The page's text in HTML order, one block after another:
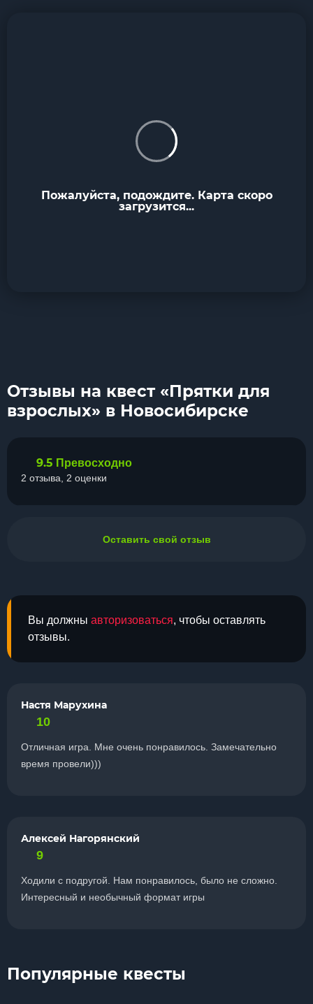
Пожалуйста, подождите. Карта скоро
загрузится...
Отзывы на квест «Прятки для
взрослых» в Новосибирске
Вы должны авторизоваться, чтобы оставлять
отзывы.
Настя Марухина
10
Отличная игра. Мне очень понравилось. Замечательно
время провели)))
Алексей Нагорянский
9
Ходили с подругой. Нам понравилось, было не сложно.
Интересный и необычный формат игры
9.5 Превосходно
2 отзыва, 2 оценки
Оставить свой отзыв
Популярные квесты